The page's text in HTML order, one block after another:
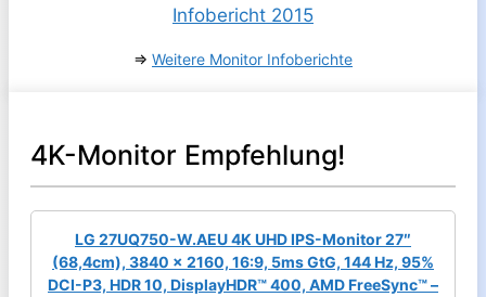
⇒ Weitere Monitor Infoberichte
4K-Monitor Empfehlung!
LG 27UQ750-W.AEU 4K UHD IPS-Monitor 27″
(68,4cm), 3840 x 2160, 16:9, 5ms GtG, 144 Hz, 95%
DCI-P3, HDR 10, DisplayHDR™ 400, AMD FreeSync™ –